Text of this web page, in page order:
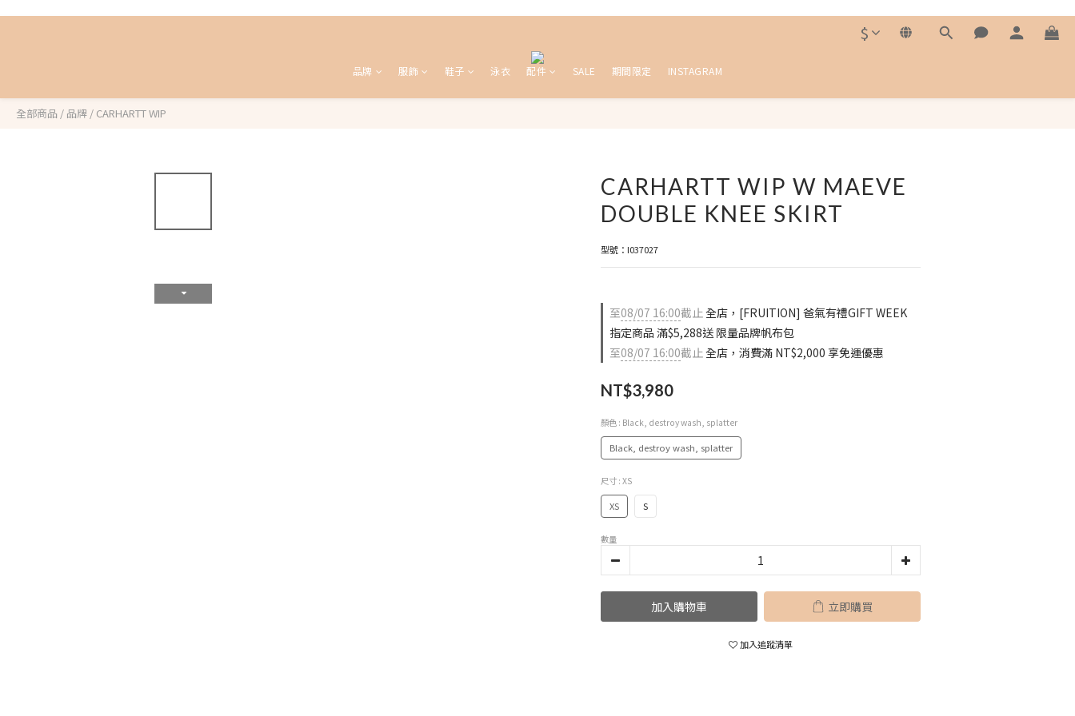
$
品牌 服飾 鞋子 泳衣 配件 SALE 期間限定 INSTAGRAM
全部商品 / 品牌 / CARHARTT WIP
CARHARTT WIP W MAEVE
DOUBLE KNEE SKIRT
型號：I037027
至08/07 16:00截止全店，[FRUITION] 爸氣有禮GIFT WEEK
指定商品 滿$5,288送 限量品牌帆布包
至08/07 16:00截止全店，消費滿 NT$2,000 享免運優惠
NT$3,980
顏色 : Black, destroy wash, splatter
Black, destroy wash, splatter
尺寸 : XS
XS S
數量
加入購物車 立即購買
加入追蹤清單